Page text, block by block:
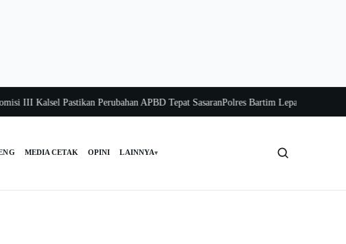
Kalsel Pastikan Perubahan APBD Tepat SasaranPolres Bartim Lepas Bakti Sosial
MEDIA CETAK OPINI LAINNYA▾